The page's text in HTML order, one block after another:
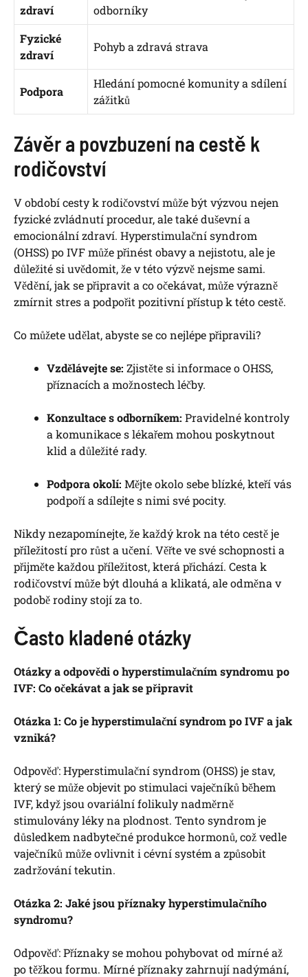
zdraví
odborníky
Fyzické
zdraví
Pohyb a zdravá strava
Podpora
Hledání pomocné komunity a sdílení
zážitků
Závěr a povzbuzení na cestě k
rodičovství
V období cesty k rodičovství může být výzvou nejen
fyzické zvládnutí procedur, ale také duševní a
emocionální zdraví. Hyperstimulační syndrom
(OHSS) po IVF může přinést obavy a nejistotu, ale je
důležité si uvědomit, že v této výzvě nejsme sami.
Vědění, jak se připravit a co očekávat, může výrazně
zmírnit stres a podpořit pozitivní přístup k této cestě.
Co můžete udělat, abyste se co nejlépe připravili?
Vzdělávejte se: Zjistěte si informace o OHSS,
příznacích a možnostech léčby.
Konzultace s odborníkem: Pravidelné kontroly
a komunikace s lékařem mohou poskytnout
klid a důležité rady.
Podpora okolí: Mějte okolo sebe blízké, kteří vás
podpoří a sdílejte s nimi své pocity.
Nikdy nezapomínejte, že každý krok na této cestě je
příležitostí pro růst a učení. Věřte ve své schopnosti a
přijměte každou příležitost, která přichází. Cesta k
rodičovství může být dlouhá a klikatá, ale odměna v
podobě rodiny stojí za to.
Často kladené otázky
Otázky a odpovědi o hyperstimulačním syndromu po
IVF: Co očekávat a jak se připravit
Otázka 1: Co je hyperstimulační syndrom po IVF a jak
vzniká?
Odpověď: Hyperstimulační syndrom (OHSS) je stav,
který se může objevit po stimulaci vaječníků během
IVF, když jsou ovariální folikuly nadměrně
stimulovány léky na plodnost. Tento syndrom je
důsledkem nadbytečné produkce hormonů, což vedle
vaječníků může ovlivnit i cévní systém a způsobit
zadržování tekutin.
Otázka 2: Jaké jsou příznaky hyperstimulačního
syndromu?
Odpověď: Příznaky se mohou pohybovat od mírné až
po těžkou formu. Mírné příznaky zahrnují nadýmání,